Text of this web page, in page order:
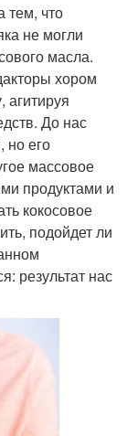
тем, что
не могли
масла.
хором
агитируя
До нас
но его
массовое
продуктами и
кокосовое
подойдет ли
результат нас